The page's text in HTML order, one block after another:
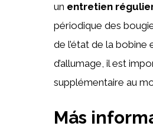
un entretien
périodique des
de l’état de la
d’allumage, il est
supplémentaire au
Más